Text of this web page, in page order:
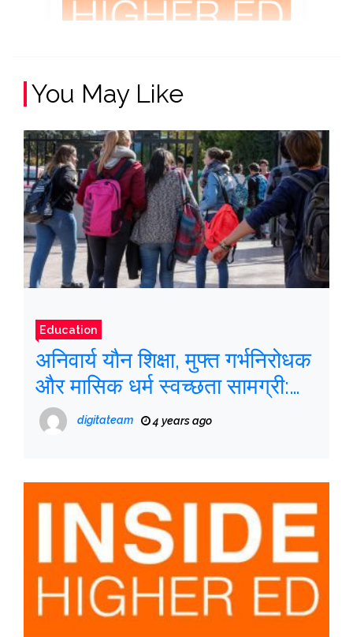
You May Like
Education
अनिवार्य यौन शिक्षा, मुफ्त गर्भनिरोधक
और मासिक धर्म स्वच्छता सामग्री:
गर्भपात कानून और शिक्षा
digitateam 4 years ago